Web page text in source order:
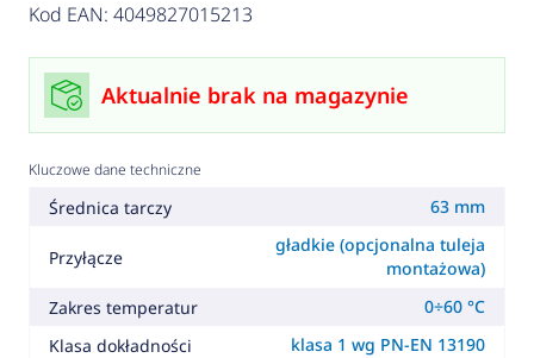
Kod EAN: 4049827015213
Aktualnie brak na magazynie
Kluczowe dane techniczne
Średnica tarczy 63 mm
Przyłącze
gładkie (opcjonalna tuleja
montażowa)
Zakres temperatur
0÷60 °C
Klasa dokładności
klasa 1 wg PN-EN 13190